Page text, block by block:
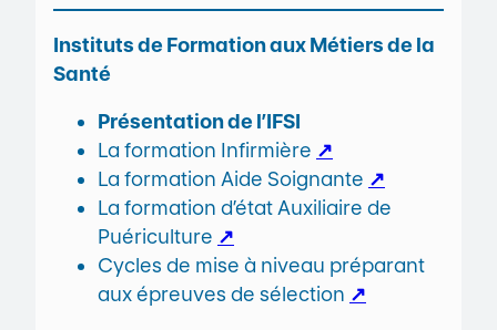
Instituts de Formation aux Métiers de la
Santé
Présentation de l’IFSI
La formation Infirmière ↗
La formation Aide Soignante ↗
La formation d’état Auxiliaire de
Puériculture ↗
Cycles de mise à niveau préparant
aux épreuves de sélection ↗